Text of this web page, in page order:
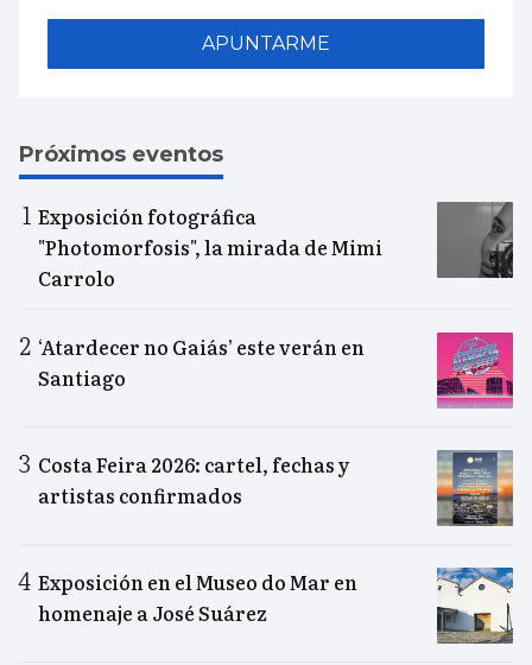
APUNTARME
Próximos eventos
Exposición fotográfica
"Photomorfosis", la mirada de Mimi
Carrolo
‘Atardecer no Gaiás’ este verán en
Santiago
Costa Feira 2026: cartel, fechas y
artistas confirmados
Exposición en el Museo do Mar en
homenaje a José Suárez